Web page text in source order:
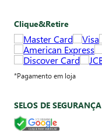
Clique&Retire
*Pagamento em loja
SELOS DE SEGURANÇA